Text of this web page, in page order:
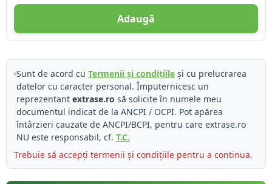
Adaugă
Sunt de acord cu Termenii și condițiileși cu prelucrarea
datelor cu caracter personal. Împuternicesc un
reprezentant extrase.ro să solicite în numele meu
documentul indicat de la ANCPI / OCPI. Pot apărea
întârzieri cauzate de ANCPI/BCPI, pentru care extrase.ro
NU este responsabil, cf. T.C.
Trebuie să accepți termenii și condițiile pentru a continua.